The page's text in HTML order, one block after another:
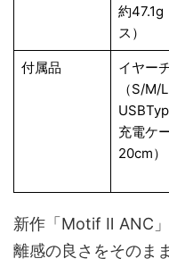
約47.1g
ス）
付属品
イヤー
（S/M/L
充電ケ
20cm）
新作「Motif Ⅱ ANC
離感の良さをそのま